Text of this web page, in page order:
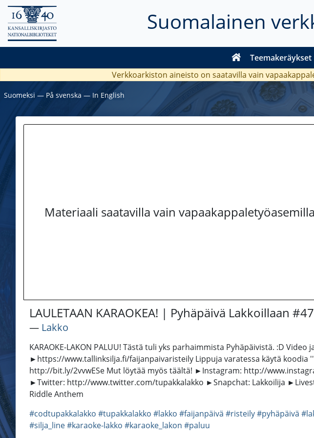
Suomalainen
Teemakeräykset
Verkkoarkiston aineisto on saatavilla vain
Suomeksi ― På svenska ― In English
Materiaali saatavilla vain vapaakappaletyöasemilla
LAULETAAN KARAOKEA! | Pyhäpäivä Lakkoillaan #47
― Lakko
KARAOKE-LAKON PALUU! Tästä tuli yks parhaimmista Pyhäpäivistä. :D
►https://www.tallinksilja.fi/faijanpaivaristeily Lippuja varatessa käytä koodia
http://bit.ly/2vvwESe Mut löytää myös täältä! ►Instagram: http://
►Twitter: http://www.twitter.com/tupakkalakko ►Snapchat: Lakkoilija
Riddle Anthem
#codtupakkalakko #tupakkalakko #lakko #faijanpäivä #risteily#pyhäpäivä
#silja_line#karaoke-lakko #karaoke_lakon #paluu